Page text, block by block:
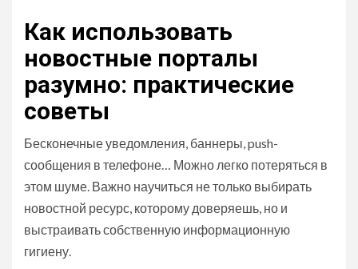
Как использовать
новостные порталы
разумно: практические
советы
Бесконечные уведомления, баннеры, push-
сообщения в телефоне… Можно легко потеряться в
этом шуме. Важно научиться не только выбирать
новостной ресурс, которому доверяешь, но и
выстраивать собственную информационную
гигиену.